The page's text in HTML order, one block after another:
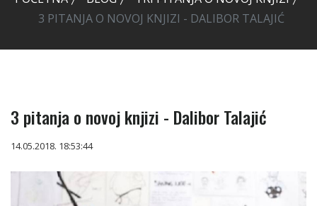
3 PITANJA O NOVOJ KNJIZI - DALIBOR TALAJIĆ
3 pitanja o novoj knjizi - Dalibor Talajić
14.05.2018. 18:53:44